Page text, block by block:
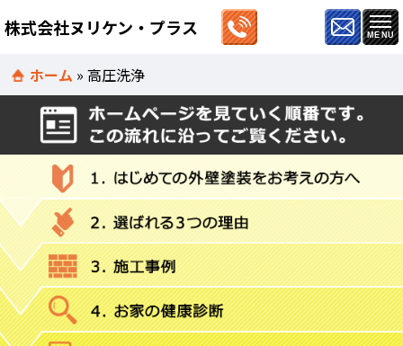
株式会社ヌリケン・プラス
ホーム »高圧洗浄